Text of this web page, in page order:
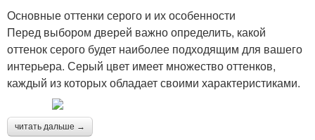
Основные оттенки серого и их особенности
Перед выбором дверей важно определить, какой
оттенок серого будет наиболее подходящим для вашего
интерьера. Серый цвет имеет множество оттенков,
каждый из которых обладает своими характеристиками.
читать дальше →